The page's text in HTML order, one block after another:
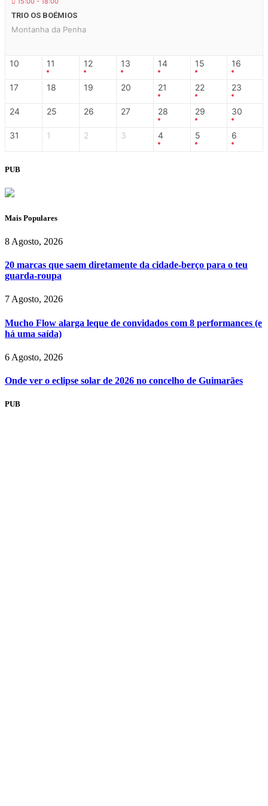
TRIO OS BOÉMIOS
Montanha da Penha
10 11 12 13 14 15 16
17 18 19 20 21 22 23
24 25 26 27 28 29 30
31 1 2 3 4 5 6
PUB
Mais Populares
8 Agosto, 2026
20 marcas que saem diretamente da cidade-berço para o teu
guarda-roupa
7 Agosto, 2026
Mucho Flow alarga leque de convidados com 8 performances (e
há uma saída)
6 Agosto, 2026
Onde ver o eclipse solar de 2026 no concelho de Guimarães
PUB